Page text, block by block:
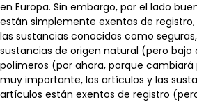
en Europa. Sin embargo, por el lado
están simplemente exentas de
las sustancias conocidas como
sustancias de origen natural (pero bajo
polímeros (por ahora, porque cambiará
muy importante, los artículos y las
artículos están exentos de registro (pero